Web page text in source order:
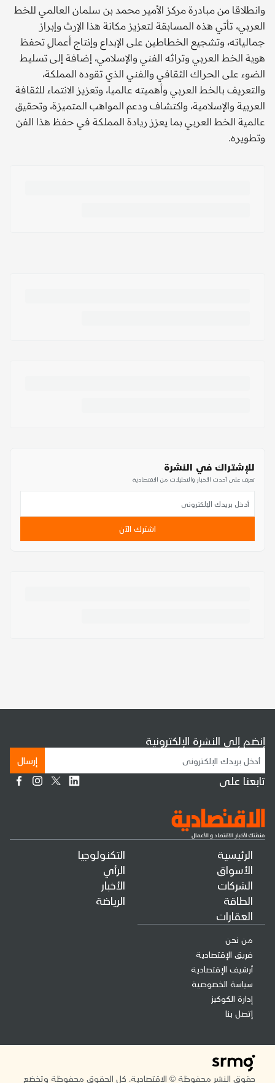
وانطلاقا من مبادرة مركز الأمير محمد بن سلمان العالمي للخط
العربي، تأتي هذه المسابقة لتعزيز مكانة هذا الإرث وإبراز
جمالياته، وتشجيع الخطاطين على الإبداع وإنتاج أعمالٍ تحفظ
هوية الخط العربي وتراثه الفني والإسلامي، إضافة إلى تسليط
الضوء على الحراك الثقافي والفني الذي تقوده المملكة،
والتعريف بالخط العربي وأهميته عالميا، وتعزيز الانتماء للثقافة
العربية والإسلامية، واكتشاف ودعم المواهب المتميزة، وتحقيق
عالمية الخط العربي بما يعزز ريادة المملكة في حفظ هذا الفن
وتطويره.
للإشتراك في النشرة
تعرف على أحدث الأخبار والتحليلات من الاقتصادية
اشترك الآن
الرئيسية
الأسواق
الشركات
الطاقة
العقارات
التكنولوجيا
الرأي
الأخبار
الرياضة
من نحن
فريق الإقتصادية
أرشيف الإقتصادية
سياسة الخصوصية
إدارة الكوكيز
إتصل بنا
إنضم إلى النشرة الإلكترونية
إرسال
تابعنا على
حقوق النشر محفوظة © الاقتصادية. كل الحقوق محفوظة وتخضع